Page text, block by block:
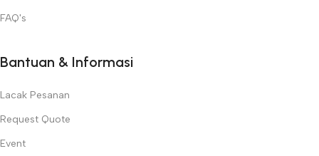
FAQ's
Bantuan & Informasi
Lacak Pesanan
Request Quote
Event